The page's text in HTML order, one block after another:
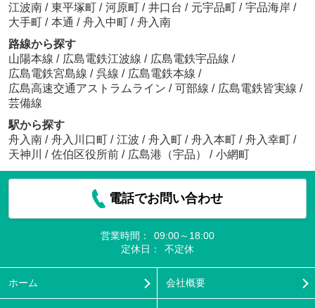
江波南 / 東平塚町 / 河原町 / 井口台 / 元宇品町 / 宇品海岸 /
大手町 / 本通 / 舟入中町 / 舟入南
路線から探す
山陽本線 / 広島電鉄江波線 / 広島電鉄宇品線 /
広島電鉄宮島線 / 呉線 / 広島電鉄本線 /
広島高速交通アストラムライン / 可部線 / 広島電鉄皆実線 /
芸備線
駅から探す
舟入南 / 舟入川口町 / 江波 / 舟入町 / 舟入本町 / 舟入幸町 /
天神川
/ 佐伯区役所前 / 広島港（宇品） / 小網町
電話でお問い合わせ
営業時間：
09:00～18:00
定休日：
不定休
ホーム 会社概要